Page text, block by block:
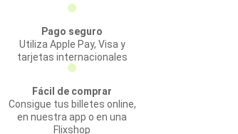
Pago seguro
Utiliza Apple Pay, Visa y
tarjetas internacionales
Fácil de comprar
Consigue tus billetes online,
en nuestra app o en una
Flixshop